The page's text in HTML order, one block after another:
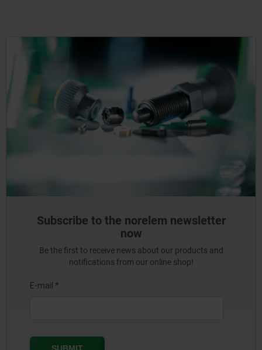
Subscribe to the norelem newsletter
now
Be the first to receive news about our products and
notifications from our online shop!